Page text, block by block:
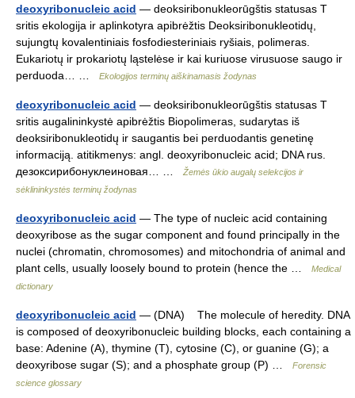
deoxyribonucleic acid — deoksiribonukleorūgštis statusas T
sritis ekologija ir aplinkotyra apibrėžtis Deoksiribonukleotidų,
sujungtų kovalentiniais fosfodiesteriniais ryšiais, polimeras.
Eukariotų ir prokariotų ląstelėse ir kai kuriuose virusuose saugo ir
perduoda… …
Ekologijos terminų aiškinamasis žodynas
deoxyribonucleic acid — deoksiribonukleorūgštis statusas T
sritis augalininkystė apibrėžtis Biopolimeras, sudarytas iš
deoksiribonukleotidų ir saugantis bei perduodantis genetinę
informaciją. atitikmenys: angl. deoxyribonucleic acid; DNA rus.
дезоксирибонуклеиновая… …
Žemės ūkio augalų selekcijos ir
sėklininkystės terminų žodynas
deoxyribonucleic acid — The type of nucleic acid containing
deoxyribose as the sugar component and found principally in the
nuclei (chromatin, chromosomes) and mitochondria of animal and
plant cells, usually loosely bound to protein (hence the …
Medical
dictionary
deoxyribonucleic acid — (DNA) The molecule of heredity. DNA
is composed of deoxyribonucleic building blocks, each containing a
base: Adenine (A), thymine (T), cytosine (C), or guanine (G); a
deoxyribose sugar (S); and a phosphate group (P) …
Forensic
science glossary